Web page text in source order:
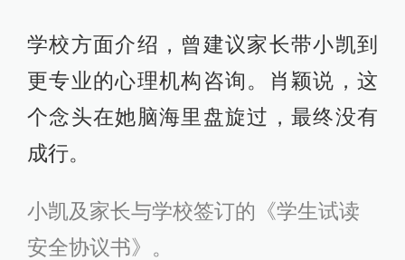
学校方面介绍，曾建议家长带小凯到
更专业的心理机构咨询。肖颖说，这
个念头在她脑海里盘旋过，最终没有
成行。
小凯及家长与学校签订的《学生试读
安全协议书》。